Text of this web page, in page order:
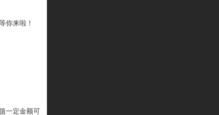
你来啦！
一定金额可